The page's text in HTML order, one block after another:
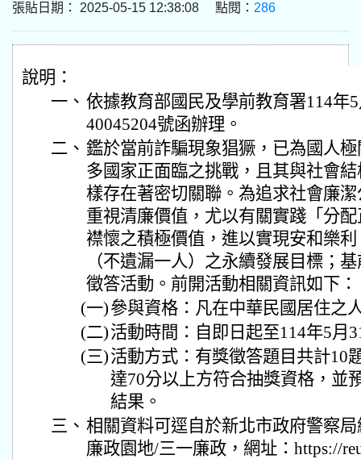
張貼日期： 2025-05-15 12:38:08 點閱： 286
說明：
一、 依據教育部國民及學前教育署114年
40045204號函辦理。
二、 鑑於當前詐騙現象猖獗，已為國人
多國家正面臨之挑戰，且其與社會
樣存在著密切關聯。為追求社會廉
重視清廉價值，尤以有關實踐「分
襟懷之積極價值，進以實現安和樂利
（不遺漏一人）之永續發展目標；
徵答活動。前開活動相關資訊如下：
(一)參與資格：凡在中華民國居住之
(二)活動時間：自即日起至114年5月
(三)活動方式：有獎徵答題目共計10
達70分以上方符合抽獎資格，並
結果。
三、 相關資料可逕自於新北市政府警察
廉政園地/三一廉政，網址：https://